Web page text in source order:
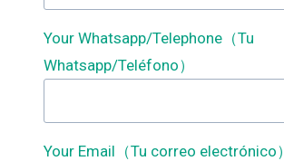
Your Whatsapp/Telephone（Tu
Whatsapp/Teléfono）
Your Email（Tu correo electrónico）